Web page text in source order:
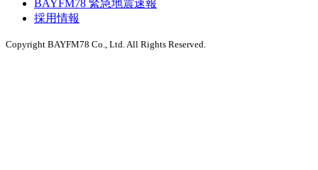
BAYFM78 緊急地震速報
採用情報
Copyright BAYFM78 Co., Ltd. All Rights Reserved.